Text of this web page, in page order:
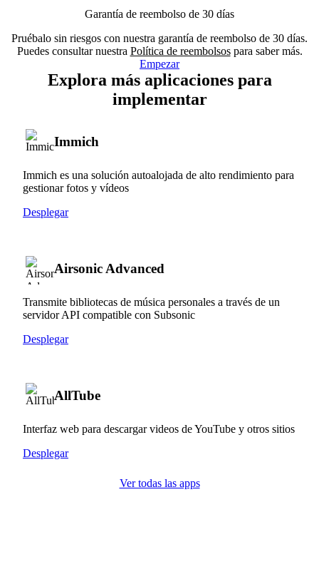
Garantía de reembolso de 30 días
Pruébalo sin riesgos con nuestra garantía de reembolso de 30 días.
Puedes consultar nuestra Política de reembolsospara saber más.
Empezar
Explora más aplicaciones para
implementar
Immich
Immich es una solución autoalojada de alto rendimiento para
gestionar fotos y vídeos
Desplegar
Airsonic Advanced
Transmite bibliotecas de música personales a través de un
servidor API compatible con Subsonic
Desplegar
AllTube
Interfaz web para descargar videos de YouTube y otros sitios
Desplegar
Ver todas las apps